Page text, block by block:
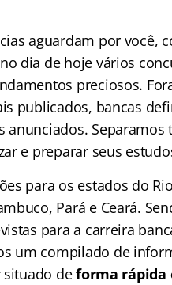
aguardam por você,
dia de hoje vários
preciosos.
publicados, bancas
anunciados. Separamos
e preparar seus
para os estados do
Pará e Ceará.
para a carreira
um compilado de
situado deforma rápida